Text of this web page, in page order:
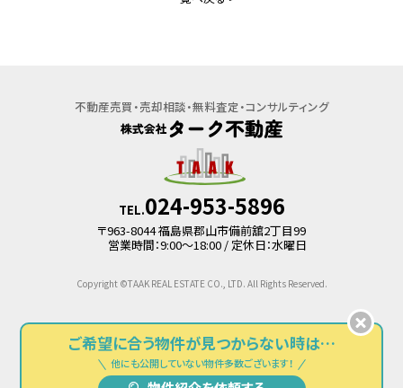
お問い合わせ
売家
マンション
事業用
マンション・アパート
一戸建て
事業用・駐車場
不動産売買・売却相談・無料査定・コンサルティング
TEL.024-953-5896
〒963-8044 福島県郡山市備前舘2丁目99
営業時間：9:00～18:00 / 定休日：水曜日
Copyright ©TAAK REAL ESTATE CO., LTD. All Rights Reserved.
ご希望に合う物件が見つからない時は…
他にも公開していない物件多数ございます！